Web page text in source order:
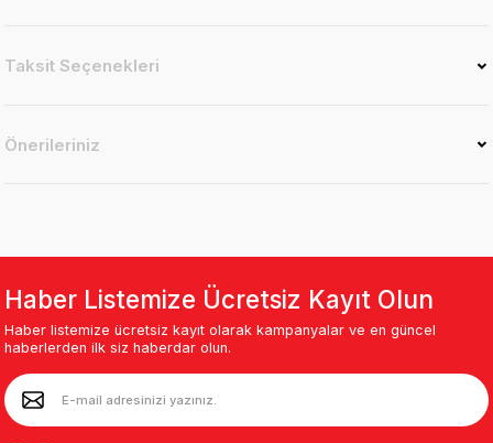
Taksit Seçenekleri
Önerileriniz
Haber Listemize Ücretsiz Kayıt Olun
Haber listemize ücretsiz kayıt olarak kampanyalar ve en güncel
haberlerden ilk siz haberdar olun.